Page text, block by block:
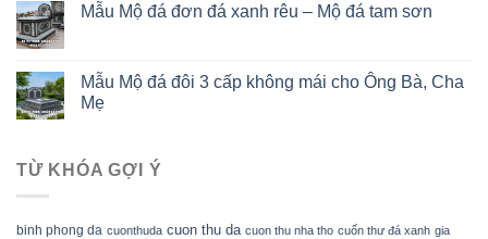
Mẫu Mộ đá đơn đá xanh rêu – Mộ đá tam sơn
Mẫu Mộ đá đôi 3 cấp không mái cho Ông Bà, Cha
Mẹ
TỪ KHÓA GỢI Ý
binh phong da cuonthuda cuon thu da cuon thu nha tho cuốn thư đá xanh gia